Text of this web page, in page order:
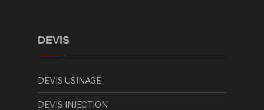
DEVIS
DEVIS USINAGE
DEVIS INJECTION